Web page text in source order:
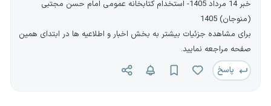
خبر 14 مرداد 1405- استخدام کتابخانه عمومی امام حسن مجتبی
(منوجان) 1405
برای مشاهده جزئیات بیشتر به بخش اخبار و اطلاعیه ها در ابتدای همین
صفحه مراجعه نمایید.
پاسخ